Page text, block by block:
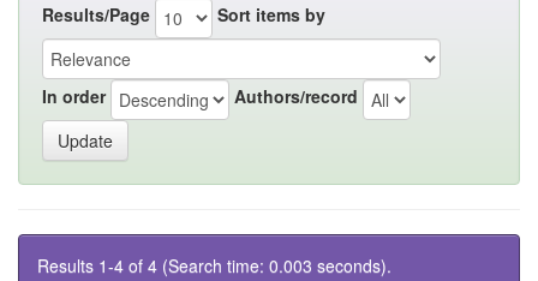
Results/Page Sort items by
In order Authors/record
Results 1-4 of 4 (Search time: 0.003 seconds).